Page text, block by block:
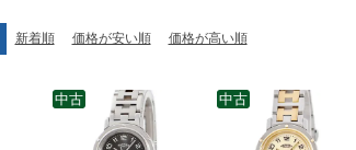
新着順 価格が安い順 価格が高い順
中古 中古